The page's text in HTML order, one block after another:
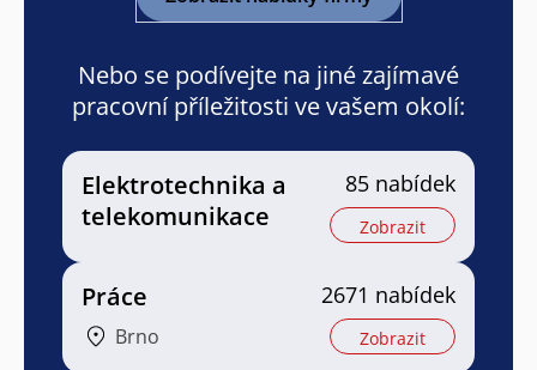
Nebo se podívejte na jiné zajímavé
pracovní příležitosti ve vašem okolí:
Elektrotechnika a
telekomunikace
85 nabídek
Zobrazit
Práce
Brno
2671 nabídek
Zobrazit